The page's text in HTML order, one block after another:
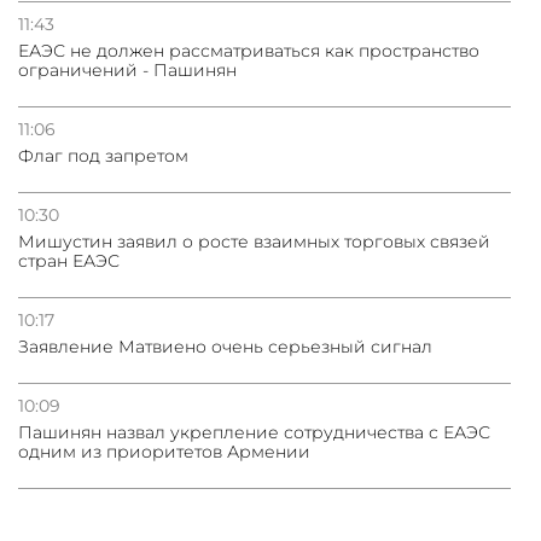
11:43
ЕАЭС не должен рассматриваться как пространство
ограничений - Пашинян
11:06
Флаг под запретом
10:30
Мишустин заявил о росте взаимных торговых связей
стран ЕАЭС
10:17
Заявление Матвиено очень серьезный сигнал
10:09
Пашинян назвал укрепление сотрудничества с ЕАЭС
одним из приоритетов Армении